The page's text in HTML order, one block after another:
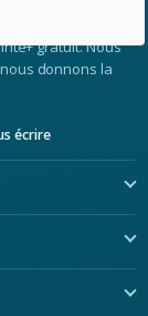
plus de
gratuit. Nous
donnons la
écrire